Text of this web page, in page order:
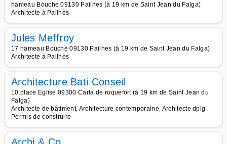
hameau Bouche 09130 Pailhes (à 19 km de Saint Jean du Falga)
Architecte à Pailhès
Jules Meffroy
17 hameau Bouche 09130 Pailhes (à 19 km de Saint Jean du Falga)
Architecte à Pailhès
Architecture Bati Conseil
10 place Eglise 09300 Carla de roquefort (à 19 km de Saint Jean du
Falga)
Architecte de bâtiment, Architecture contemporaine, Architecte dplg,
Permis de construire